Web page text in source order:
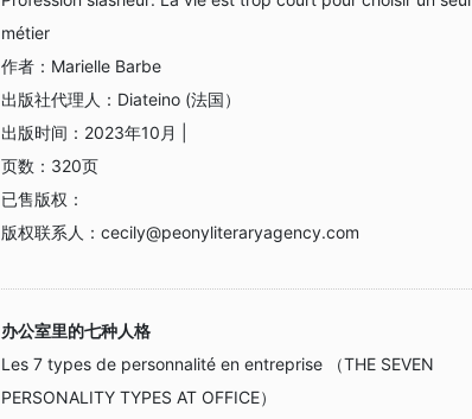
métier
作者： Marielle Barbe
出版社代理人： Diateino (法国）
出版时间： 2023年10月 |
页数： 320页
已售版权：
版权联系人： cecily@peonyliteraryagency.com
办公室里的七种人格
Les 7 types de personnalité en entreprise （THE SEVEN
PERSONALITY TYPES AT OFFICE）